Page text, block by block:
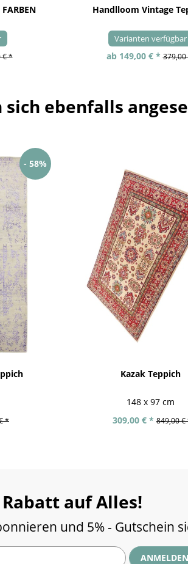
€ *
Handlloom Vintage
Varianten verfügbar
ab 149,00 € *
sich ebenfalls
- 58%
*
Kazak Teppich
148 x 97 cm
309,00 € * 849,00
Rabatt auf Alles!
und 5% - Gutschein
ANMELDEN